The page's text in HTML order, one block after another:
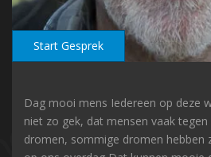
Start Gesprek
Dag mooi mens Iedereen op deze
niet zo gek, dat mensen vaak
dromen, sommige dromen hebben